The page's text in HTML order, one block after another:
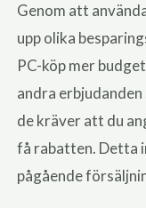
Genom att
upp olika
PC-köp mer
andra
de kräver att du
få rabatten. Detta
pågående